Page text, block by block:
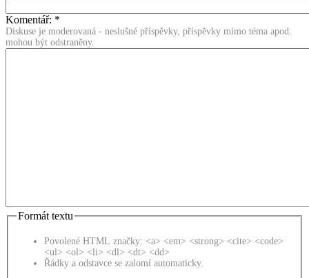
Komentář: *
Diskuse je moderovaná - neslušné příspěvky, příspěvky mimo téma apod.
mohou být odstraněny.
Formát textu
Povolené HTML značky: <a> <em> <strong> <cite> <code>
<ul> <ol> <li> <dl> <dt> <dd>
Řádky a odstavce se zalomí automaticky.